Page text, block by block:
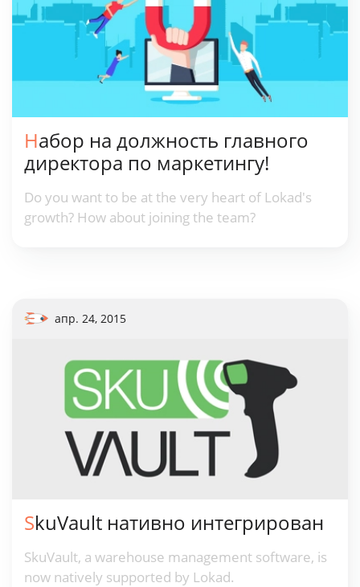
Набор на должность главного
директора по маркетингу!
Do you want to be at the very heart of Lokad's
growth? How about joining the team?
апр. 24, 2015
SkuVault нативно интегрирован
SkuVault, a warehouse management software, is
now natively supported by Lokad.